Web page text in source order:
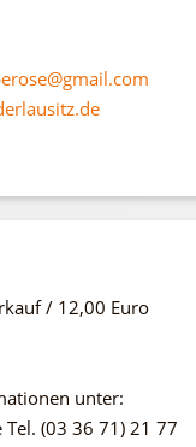
/ 12,00 Euro
unter:
(03 36 71) 21 77